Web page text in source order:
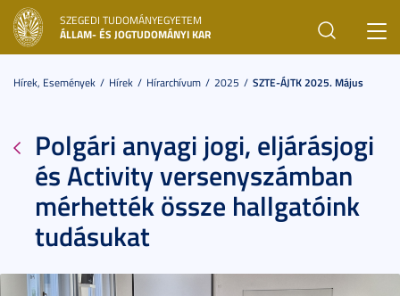
SZEGEDI TUDOMÁNYEGYETEM
ÁLLAM- ÉS JOGTUDOMÁNYI KAR
Hírek, Események Hírek Hírarchívum 2025 SZTE-ÁJTK 2025. Május
Polgári anyagi jogi, eljárásjogi
és Activity versenyszámban
mérhették össze hallgatóink
tudásukat